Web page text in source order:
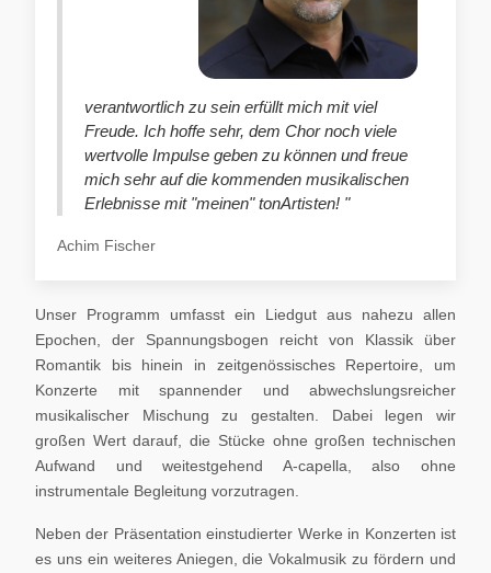
verantwortlich zu sein erfüllt mich mit viel
Freude. Ich hoffe sehr, dem Chor noch viele
wertvolle Impulse geben zu können und freue
mich sehr auf die kommenden musikalischen
Erlebnisse mit "meinen" tonArtisten! "
Achim Fischer
Unser Programm umfasst ein Liedgut aus nahezu allen
Epochen, der Spannungsbogen reicht von Klassik über
Romantik bis hinein in zeitgenössisches Repertoire, um
Konzerte mit spannender und abwechslungsreicher
musikalischer Mischung zu gestalten. Dabei legen wir
großen Wert darauf, die Stücke ohne großen technischen
Aufwand und weitestgehend A-capella, also ohne
instrumentale Begleitung vorzutragen.
Neben der Präsentation einstudierter Werke in Konzerten ist
es uns ein weiteres Aniegen, die Vokalmusik zu fördern und